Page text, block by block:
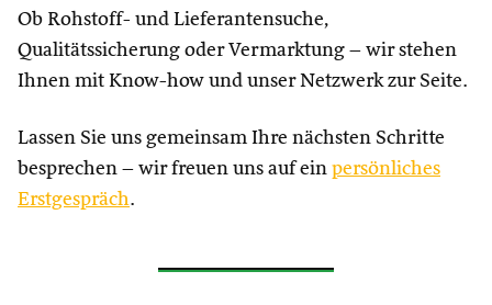
Ob Rohstoff- und Lieferantensuche,
Qualitätssicherung oder Vermarktung – wir stehen
Ihnen mit Know-how und unser Netzwerk zur Seite.
Lassen Sie uns gemeinsam Ihre nächsten Schritte
besprechen – wir freuen uns auf ein persönliches
Erstgespräch.